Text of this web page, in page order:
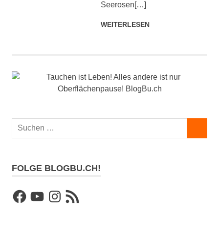
Seerosen[…]
WEITERLESEN
Suchen
FOLGE BLOGBU.CH!
FacebookYouTubeInstagram
RSS-
Feed